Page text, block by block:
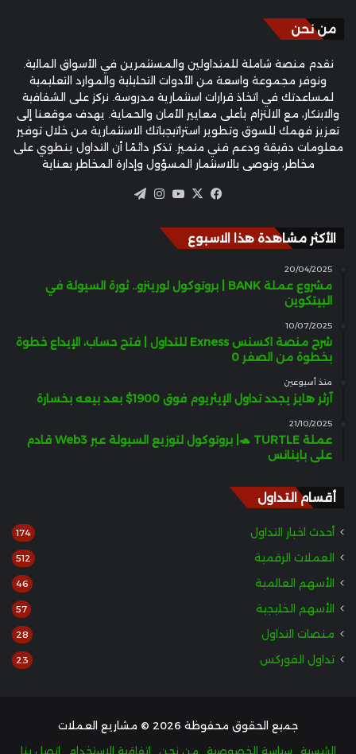
من نحن
نقدم منصة شاملة للمتداولين والمستثمرين في الأسواق المالية.
ونوفر مجموعة واسعة من الأدوات التحليلية والموارد التعليمية
لمساعدتك في اتخاذ قرارات استثمارية مدروسة. نركز على الشفافية
والابتكار، مع الالتزام بأعلى معايير الأمان والحماية. يهدف موقعنا إلى
تعزيز فهمك للسوق وتطوير استراتيجياتك الاستثمارية من خلال توفير
معلومات دقيقة ودعم فني متميز. تذكر دائمًا أن التداول ينطوي على
مخاطر، ونوصي بالاستثمار المسؤول وإدارة المخاطر بعناية
فيسبوك
‫X
‫YouTube
انستقرام
الأكثر مشاهدة هذا الاسبوع
20/04/2025
مشروع عملة BANK | بروتوكول لورينزو.. ثورة السيولة في
البيتكوين
10/07/2025
شرح منصة اكسنس Exness للتداول | فتح حساب، الإيداع خطوة
بخطوة من الصفر 0
منذ أسبوعين
آرثر هايز يجدد تداول الإيثريوم فوق 1900$ بعد بيعه بخسارة
21/10/2025
عملة TURTLE 🐢| بروتوكول لتوزيع السيولة عبر Web3 قادم
على باينانس
أقسام التداول
أحدث اخبار التداول 174
العملات الرقمية 512
الأسهم العالمية 46
الأسهم الخليجية 57
منصات التداول 28
تداول الفوركس 23
جميع الحقوق محفوظة 2026 © مشاريع العملات
الرئيسية
سياسة الخصوصية من نحن اتفاقية الاستخدام اتصل بنا